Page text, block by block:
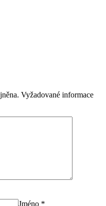
Vyžadované informace
Jméno *